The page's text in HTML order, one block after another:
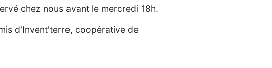
chez nous avant le mercredi 18h.
d'Invent'terre, coopérative de